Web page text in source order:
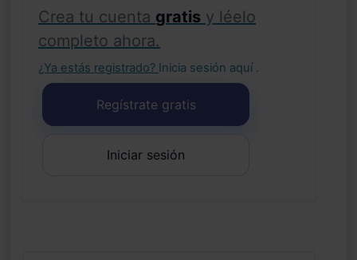
Crea tu cuenta gratis y léelo
completo ahora.
¿Ya estás registrado? Inicia sesión aquí .
Regístrate gratis
Iniciar sesión